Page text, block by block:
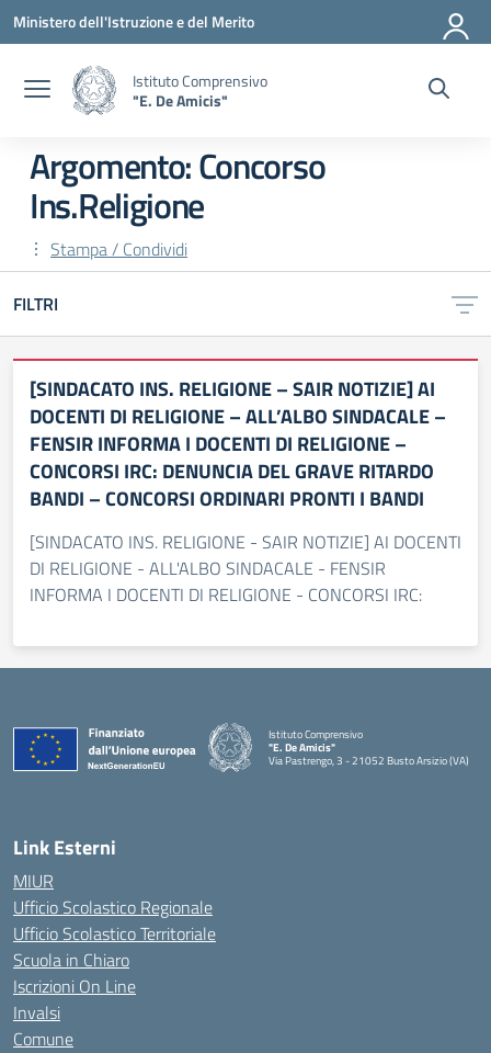
Vai ai contenuti
Vai al menu di navigazione
Vai al footer
Ministero dell'Istruzione e del Merito
Istituto Comprensivo
"E. De Amicis"
Argomento: Concorso
Ins.Religione
Stampa / Condividi
FILTRI
[SINDACATO INS. RELIGIONE – SAIR NOTIZIE] AI
DOCENTI DI RELIGIONE – ALL’ALBO SINDACALE –
FENSIR INFORMA I DOCENTI DI RELIGIONE –
CONCORSI IRC: DENUNCIA DEL GRAVE RITARDO
BANDI – CONCORSI ORDINARI PRONTI I BANDI
[SINDACATO INS. RELIGIONE - SAIR NOTIZIE] AI DOCENTI
DI RELIGIONE - ALL'ALBO SINDACALE - FENSIR
INFORMA I DOCENTI DI RELIGIONE - CONCORSI IRC:
Istituto Comprensivo
"E. De Amicis"
Via Pastrengo, 3 - 21052 Busto Arsizio (VA)
Link Esterni
MIUR
Ufficio Scolastico Regionale
Ufficio Scolastico Territoriale
Scuola in Chiaro
Iscrizioni On Line
Invalsi
Comune